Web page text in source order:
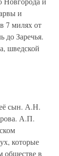
и
7 милях от
до Заречья.
шведской
сын. А.Н.
А.П.
которые
обществе в